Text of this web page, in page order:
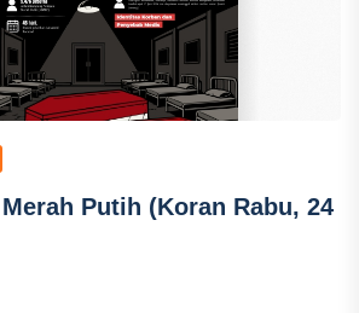
Putih (Koran Rabu, 24